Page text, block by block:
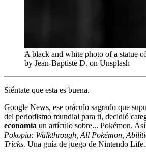
A black and white photo of a statue
by Jean-Baptiste D. on Unsplash
Siéntate que esta es buena.
Google News, ese oráculo sagrado que
del periodismo mundial para ti, decidió
economía un artículo sobre... Pokémon.
Pokopia: Walkthrough, All Pokémon,
Tricks. Una guía de juego de Nintendo Life.